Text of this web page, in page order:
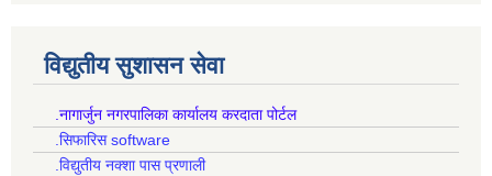
विद्युतीय सुशासन सेवा
.नागार्जुन नगरपालिका कार्यालय करदाता पोर्टल
.सिफारिस software
.विद्युतीय नक्शा पास प्रणाली